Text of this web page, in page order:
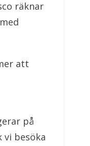
räknar
att
på
besöka